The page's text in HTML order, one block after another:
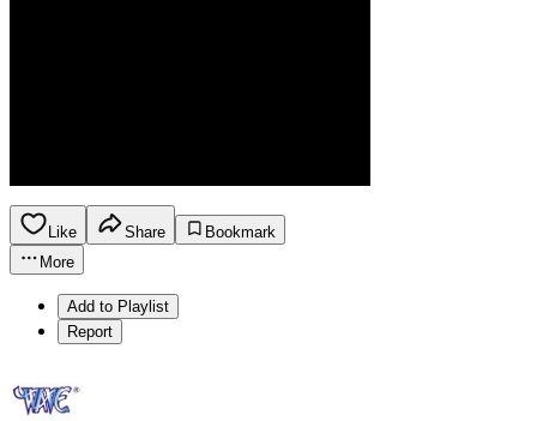
Like Share
Bookmark
More
Add to Playlist
Report